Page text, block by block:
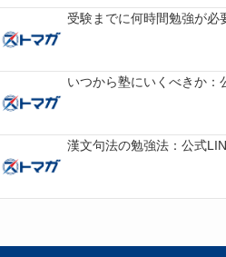
受験までに何時間勉強が必
いつから塾にいくべきか：
漢文句法の勉強法：公式